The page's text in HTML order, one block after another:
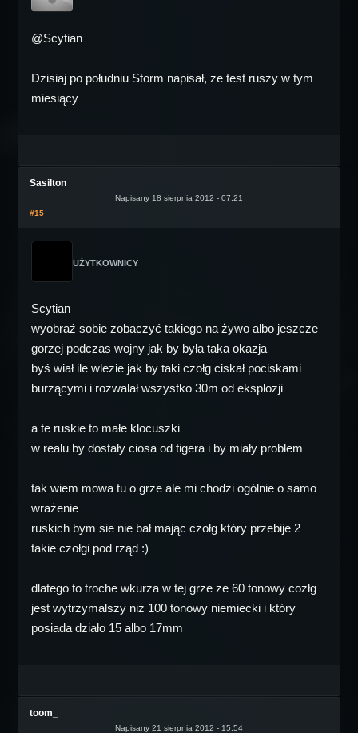
@Scytian
Dzisiaj po południu Storm napisał, ze test ruszy w tym
miesiący
Sasilton
Napisany 18 sierpnia 2012 - 07:21
#15
UŻYTKOWNICY
Scytian
wyobraź sobie zobaczyć takiego na żywo albo jeszcze
gorzej podczas wojny jak by była taka okazja
byś wiał ile wlezie jak by taki czołg ciskał pociskami
burzącymi i rozwalał wszystko 30m od eksplozji
a te ruskie to małe klocuszki
w realu by dostały ciosa od tigera i by miały problem
tak wiem mowa tu o grze ale mi chodzi ogólnie o samo
wrażenie
ruskich bym sie nie bał mając czołg który przebije 2
takie czołgi pod rząd :)
dlatego to troche wkurza w tej grze ze 60 tonowy cozłg
jest wytrzymalszy niż 100 tonowy niemiecki i który
posiada działo 15 albo 17mm
toom_
Napisany 21 sierpnia 2012 - 15:54